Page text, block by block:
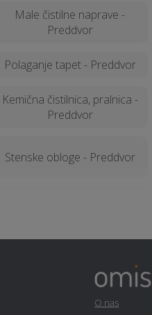
Male čistilne naprave -
Preddvor
Polaganje tapet - Preddvor
Kemična čistilnica, pralnica -
Preddvor
Stenske obloge - Preddvor
Toplotne črpalke - Preddvor
O nas